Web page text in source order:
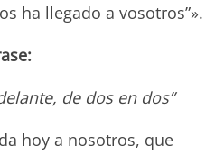
ha llegado a vosotros”».
de dos en dos”
hoy a nosotros, que